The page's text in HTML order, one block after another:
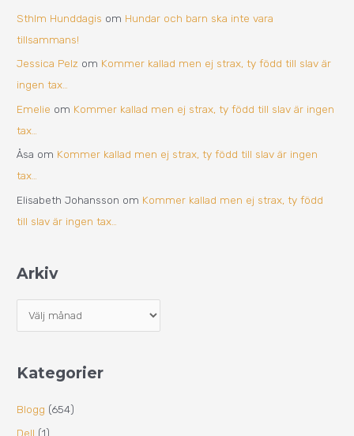
Sthlm Hunddagis om Hundar och barn ska inte vara
tillsammans!
Jessica Pelz om Kommer kallad men ej strax, ty född till slav är
ingen tax…
Emelie om Kommer kallad men ej strax, ty född till slav är ingen
tax…
Åsa om Kommer kallad men ej strax, ty född till slav är ingen
tax…
Elisabeth Johansson om Kommer kallad men ej strax, ty född
till slav är ingen tax…
Arkiv
Kategorier
Blogg (654)
Dell (1)